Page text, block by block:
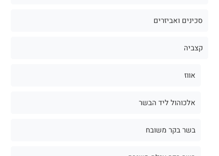
סכינים ואביזרים
קצביה
אווז
אלכוהול ליד הבשר
בשר בקר משובח